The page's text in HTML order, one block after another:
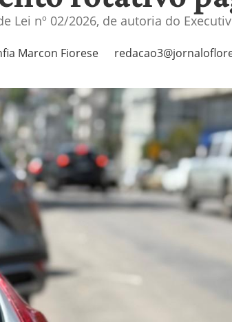
Lei nº 02/2026, de autoria do
Marcon Fiorese